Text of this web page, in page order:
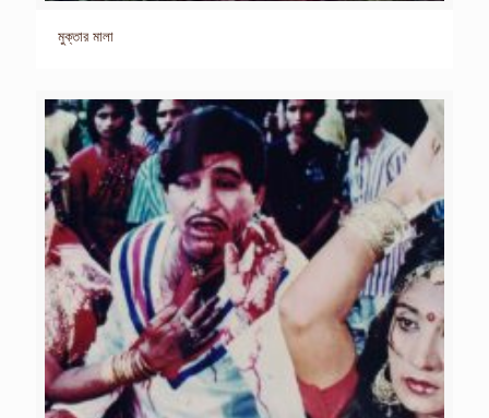
মুক্তার মালা